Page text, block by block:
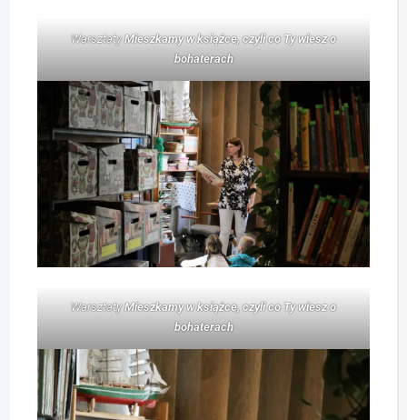
WarsztatyMieszkamy w książce, czyli co Ty wiesz o
bohaterach
WarsztatyMieszkamy w książce, czyli co Ty wiesz o
bohaterach